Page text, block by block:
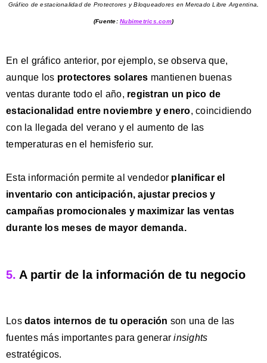
Gráfico de estacionalidad de Protectores y Bloqueadores en Mercado Libre Argentina
(Fuente:Nubimetrics.com)
En el gráfico anterior, por ejemplo, se observa que,
aunque los protectores solares mantienen buenas
ventas durante todo el año, registran un pico de
estacionalidad entre noviembre y enero, coincidiendo
con la llegada del verano y el aumento de las
temperaturas en el hemisferio sur.
Esta información permite al vendedor planificar el
inventario con anticipación, ajustar precios y
campañas promocionales y maximizar las ventas
durante los meses de mayor demanda.
5. A partir de la información de tu negocio
Losdatos internos de tu operación son una de las
fuentes más importantes para generarinsights
estratégicos.